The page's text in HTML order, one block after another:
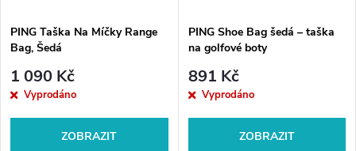
PING Taška Na Míčky Range
Bag, Šedá
1 090 Kč
Vyprodáno
ZOBRAZIT
PING Shoe Bag šedá – taška
na golfové boty
891 Kč
Vyprodáno
ZOBRAZIT